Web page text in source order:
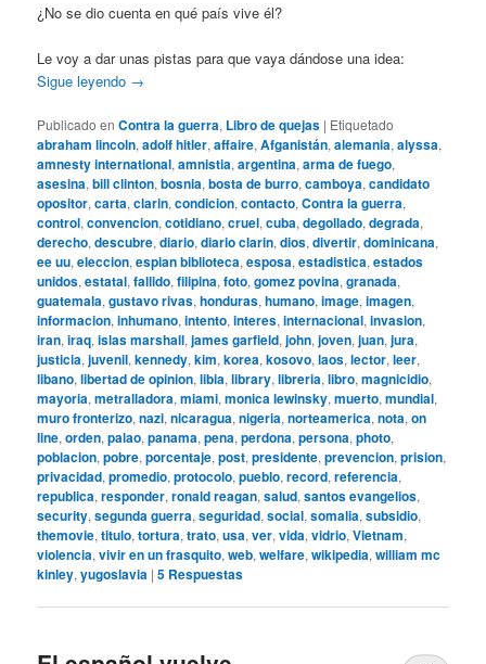
¿No se dio cuenta en qué país vive él?
Le voy a dar unas pistas para que vaya dándose una idea:
Sigue leyendo →
Publicado en Contra la guerra, Libro de quejas | Etiquetado
abraham lincoln,adolf hitler,affaire,Afganistán,alemania,alyssa,
amnesty international,amnistia,argentina,arma de fuego,
asesina,bill clinton,bosnia,bosta de burro,camboya,candidato
opositor,carta,clarin,condicion,contacto,Contra la guerra,
control,convencion,cotidiano,cruel,cuba,degollado,degrada,
derecho,descubre,diario,diario clarin,dios,divertir,dominicana,
ee uu,eleccion,espian biblioteca,esposa,estadistica,estados
unidos,estatal,fallido,filipina,foto,gomez povina,granada,
guatemala,gustavo rivas,honduras,humano,image,imagen,
informacion,inhumano,intento,interes,internacional,invasion,
iran,iraq,islas marshall,james garfield,john,joven,juan,jura,
justicia,juvenil,kennedy,kim,korea,kosovo,laos,lector,leer,
libano,libertad de opinion,libia,library,libreria,libro,magnicidio,
mayoria,metralladora,miami,monica lewinsky,muerto,mundial,
muro fronterizo,nazi,nicaragua,nigeria,norteamerica,nota,on
line,orden,palao,panama,pena,perdona,persona,photo,
poblacion,pobre,porcentaje,post,presidente,prevencion,prision,
privacidad,promedio,protocolo,pueblo,record,referencia,
republica,responder,ronald reagan,salud,santos evangelios,
security,segunda guerra,seguridad,social,somalia,subsidio,
themovie,titulo,tortura,trato,usa,ver,vida,vidrio,Vietnam,
violencia,vivir en un frasquito,web,welfare,wikipedia,william mc
kinley,yugoslavia |5 Respuestas